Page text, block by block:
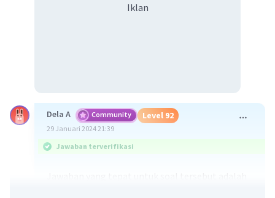
Iklan
Dela A Community Level 92
29 Januari 2024 21:39
Jawaban terverifikasi